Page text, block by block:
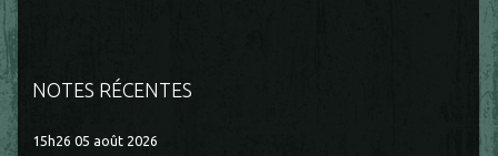
NOTES RÉCENTES
15h26 05 août 2026